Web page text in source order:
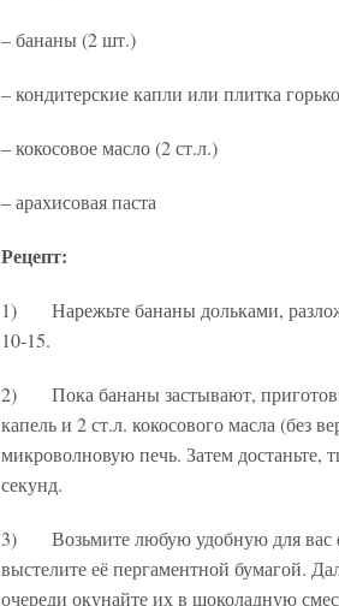
– бананы (2 шт.)
– кондитерские капли или плитка
– кокосовое масло (2 ст.л.)
– арахисовая паста
Рецепт:
1) Нарежьте бананы дольками,
10-15.
2) Пока бананы застывают,
капель и 2 ст.л. кокосового масла (без
микроволновую печь. Затем достаньте,
секунд.
3) Возьмите любую удобную для вас
выстелите её пергаментной бумагой.
очереди окунайте их в шоколадную